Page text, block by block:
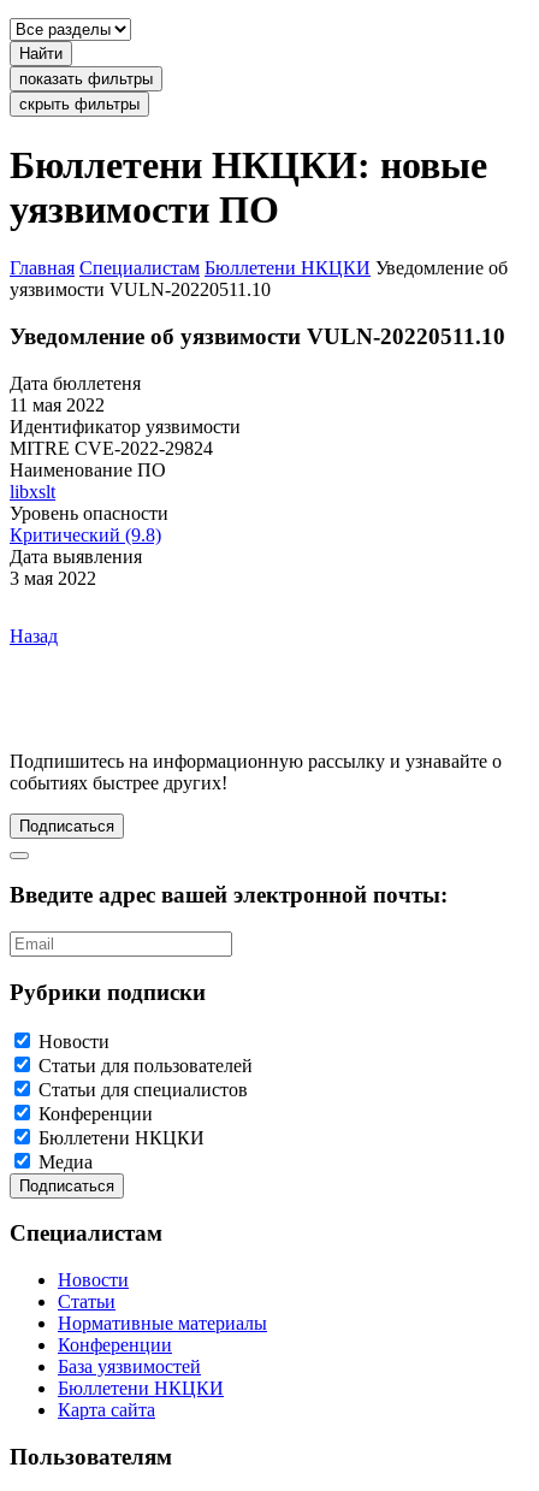
Найти
показать фильтры
скрыть фильтры
Бюллетени НКЦКИ: новые
уязвимости ПО
Главная Специалистам Бюллетени НКЦКИ Уведомление об
уязвимости VULN-20220511.10
Уведомление об уязвимости VULN-20220511.10
Дата бюллетеня
11 мая 2022
Идентификатор уязвимости
MITRE CVE-2022-29824
Наименование ПО
libxslt
Уровень опасности
Критический (9.8)
Дата выявления
3 мая 2022
Назад
Подпишитесь на информационную рассылку и узнавайте о
событиях быстрее других!
Подписаться
Введите адрес вашей электронной почты:
Рубрики подписки
Новости
Статьи для пользователей
Статьи для специалистов
Конференции
Бюллетени НКЦКИ
Медиа
Специалистам
Новости
Статьи
Нормативные материалы
Конференции
База уязвимостей
Бюллетени НКЦКИ
Карта сайта
Пользователям